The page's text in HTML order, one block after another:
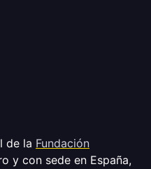
de la Fundación
y con sede en España,